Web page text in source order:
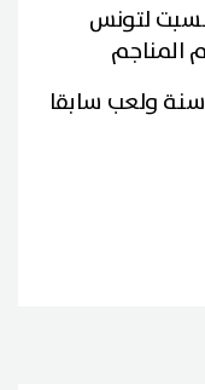
لتونس
المناجم
يذكر أن اللاعب يبلغ من العمر 24 سنة ولعب سابقا